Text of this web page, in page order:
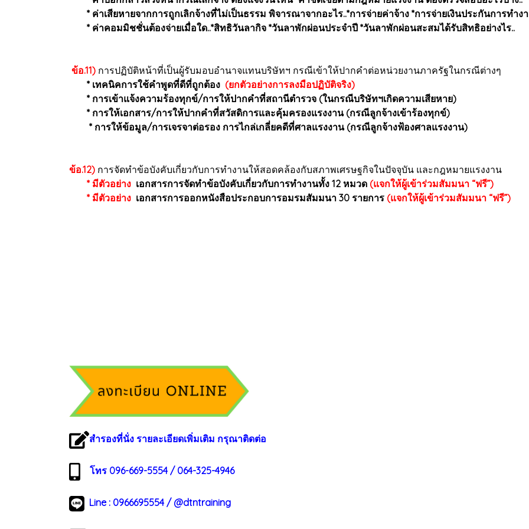
* ค่าเสียหายจากการถูกเลิกจ้างที่ไม่เป็นธรรม พิจารณาจากอะไร..*การจ่ายค่าจ้าง *การจ่ายเงินประกันการทำง
* ค่าคอมมิชชั่นต้องจ่ายเมื่อใด..*สิทธิวันลากิจ *วันลาพักผ่อนประจำปี *วันลาพักผ่อนสะสมได้รับสิทธิอย่างไร..
ข้อ.11) การปฏิบัติหน้าที่เป็นผู้รับมอบอำนาจแทนบริษัทฯ กรณีเข้าให้ปากคำต่อหน่วยงานภาครัฐในกรณีต่างๆ
* เทคนิคการใช้คำพูดที่ดีที่ถูกต้อง (ยกตัวอย่างการลงมือปฏิบัติจริง)
* การเข้าแจ้งความร้องทุกข์/การให้ปากคำที่สถานีตำรวจ (ในกรณีบริษัทฯเกิดความเสียหาย)
* การให้เอกสาร/การให้ปากคำที่สวัสดิการและคุ้มครองแรงงาน (กรณีลูกจ้างเข้าร้องทุกข์)
* การให้ข้อมูล/การเจรจาต่อรอง การไกล่เกลี่ยคดีที่ศาลแรงงาน (กรณีลูกจ้างฟ้องศาลแรงงาน)
ข้อ.12) การจัดทำข้อบังคับเกี่ยวกับการทำงานให้สอดคล้องกับสภาพเศรษฐกิจในปัจจุบัน และกฎหมายแรงงาน
* มีตัวอย่าง เอกสารการจัดทำข้อบังคับเกี่ยวกับการทำงานทั้ง 12 หมวด (แจกให้ผู้เข้าร่วมสัมมนา “ฟรี”)
* มีตัวอย่าง เอกสารการออกหนังสือประกอบการอมรมสัมมนา 30 รายการ (แจกให้ผู้เข้าร่วมสัมมนา “ฟรี”)
สำรองที่นั่ง รายละเอียดเพิ่มเติม กรุณาติดต่อ
โทร 096-669-5554 / 064-325-4946
Line : 0966695554/ @dtntraining